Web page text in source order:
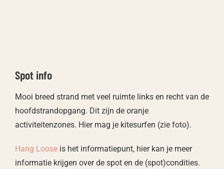
Spot info
Mooi breed strand met veel ruimte links en recht van de
hoofdstrandopgang. Dit zijn de oranje
activiteitenzones. Hier mag je kitesurfen (zie foto).
Hang Looseis het informatiepunt, hier kan je meer
informatie krijgen over de spot en de (spot)condities.